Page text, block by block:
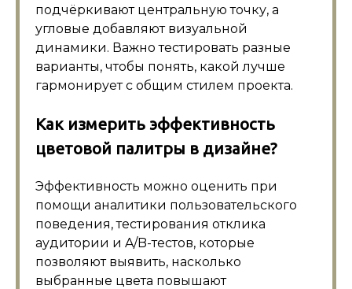
подчёркивают центральную точку, а
угловые добавляют визуальной
динамики. Важно тестировать разные
варианты, чтобы понять, какой лучше
гармонирует с общим стилем проекта.
Как измерить эффективность
цветовой палитры в дизайне?
Эффективность можно оценить при
помощи аналитики пользовательского
поведения, тестирования отклика
аудитории и A/B-тестов, которые
позволяют выявить, насколько
выбранные цвета повышают